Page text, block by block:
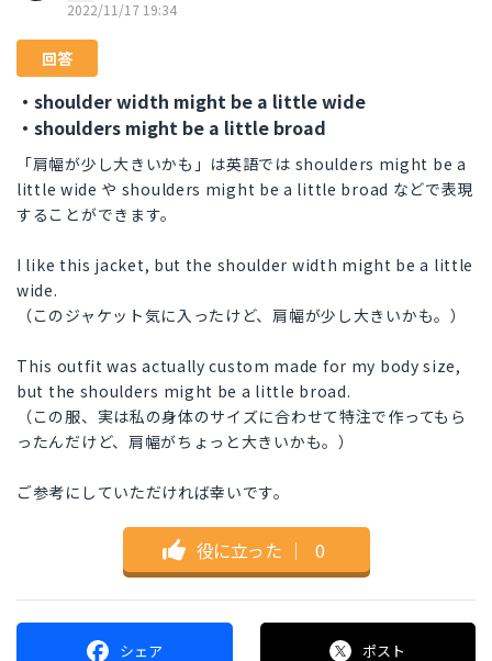
2022/11/17 19:34
回答
・shoulder width might be a little wide
・shoulders might be a little broad
「肩幅が少し大きいかも」は英語では shoulders might be a
little wide や shoulders might be a little broad などで表現
することができます。
I like this jacket, but the shoulder width might be a little
wide.
（このジャケット気に入ったけど、肩幅が少し大きいかも。）
This outfit was actually custom made for my body size,
but the shoulders might be a little broad.
（この服、実は私の身体のサイズに合わせて特注で作ってもら
ったんだけど、肩幅がちょっと大きいかも。）
ご参考にしていただければ幸いです。
役に立った ｜ 0
シェア ポスト